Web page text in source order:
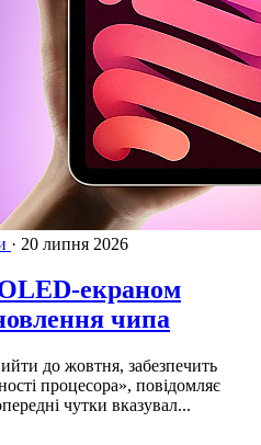
· 20 липня 2026
екраном
чипа
до жовтня, забезпечить
процесора», повідомляє
чутки вказувал...